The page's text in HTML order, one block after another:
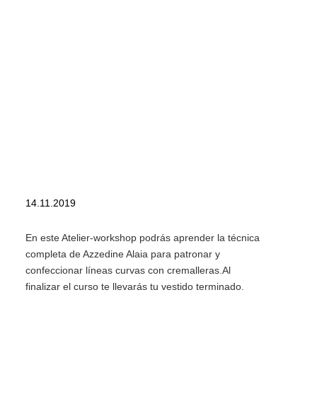
14.11.2019
En este Atelier-workshop podrás aprender la técnica
completa de Azzedine Alaia para patronar y
confeccionar líneas curvas con cremalleras.Al
finalizar el curso te llevarás tu vestido terminado.